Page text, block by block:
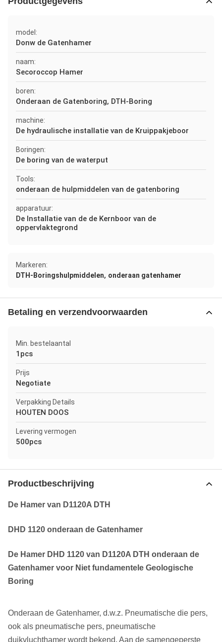
model:
Donw de Gatenhamer
naam:
Secoroccop Hamer
boren:
Onderaan de Gatenboring, DTH-Boring
machine:
De hydraulische installatie van de Kruippakjeboor
Boringen:
De boring van de waterput
Tools:
onderaan de hulpmiddelen van de gatenboring
apparatuur:
De Installatie van de de Kernboor van de
oppervlaktegrond
Markeren:
DTH-Boringshulpmiddelen, onderaan gatenhamer
Betaling en verzendvoorwaarden
Min. bestelaantal
1pcs
Prijs
Negotiate
Verpakking Details
HOUTEN DOOS
Levering vermogen
500pcs
Productbeschrijving
De Hamer van D1120A DTH
DHD 1120 onderaan de Gatenhamer
De Hamer DHD 1120 van D1120A DTH onderaan de
Gatenhamer voor Niet fundamentele Geologische
Boring
Onderaan de Gatenhamer, d.w.z. Pneumatische die pers,
ook als pneumatische pers, pneumatische
duikvluchthamer wordt bekend. Aan de samengeperste